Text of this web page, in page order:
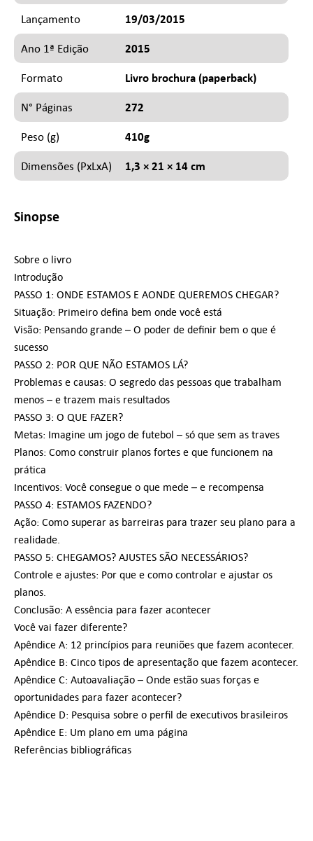
Lançamento 19/03/2015
Ano 1ª Edição 2015
Formato Livro brochura (paperback)
N° Páginas 272
Peso (g) 410g
Dimensões (PxLxA) 1,3 × 21 × 14 cm
Sinopse
Sobre o livro
Introdução
PASSO 1: ONDE ESTAMOS E AONDE QUEREMOS CHEGAR?
Situação: Primeiro defina bem onde você está
Visão: Pensando grande – O poder de definir bem o que é
sucesso
PASSO 2: POR QUE NÃO ESTAMOS LÁ?
Problemas e causas: O segredo das pessoas que trabalham
menos – e trazem mais resultados
PASSO 3: O QUE FAZER?
Metas: Imagine um jogo de futebol – só que sem as traves
Planos: Como construir planos fortes e que funcionem na
prática
Incentivos: Você consegue o que mede – e recompensa
PASSO 4: ESTAMOS FAZENDO?
Ação: Como superar as barreiras para trazer seu plano para a
realidade.
PASSO 5: CHEGAMOS? AJUSTES SÃO NECESSÁRIOS?
Controle e ajustes: Por que e como controlar e ajustar os
planos.
Conclusão: A essência para fazer acontecer
Você vai fazer diferente?
Apêndice A: 12 princípios para reuniões que fazem acontecer.
Apêndice B: Cinco tipos de apresentação que fazem acontecer.
Apêndice C: Autoavaliação – Onde estão suas forças e
oportunidades para fazer acontecer?
Apêndice D: Pesquisa sobre o perfil de executivos brasileiros
Apêndice E: Um plano em uma página
Referências bibliográficas